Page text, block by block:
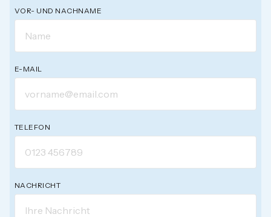
VOR- UND NACHNAME
E-MAIL
TELEFON
NACHRICHT